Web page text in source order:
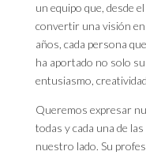
un equipo que, desde
convertir una visión
años, cada persona
ha aportado no solo
entusiasmo,
Queremos expresar
todas y cada una de
nuestro lado. Su